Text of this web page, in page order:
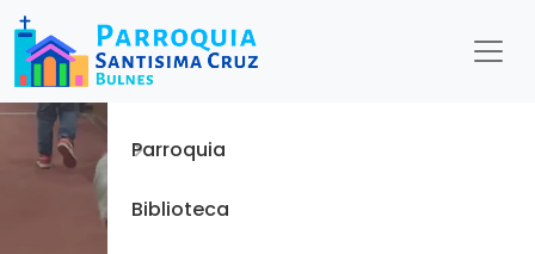
Menu
Inicio
Parroquia
Biblioteca